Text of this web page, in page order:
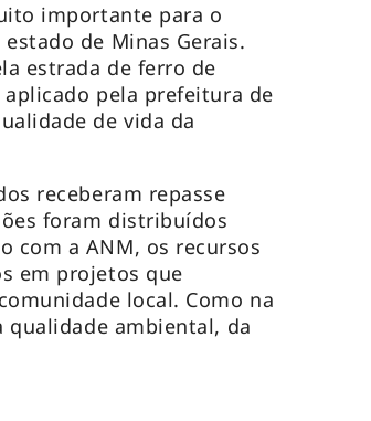
importante para o
de Minas Gerais.
estrada de ferro de
pela prefeitura de
de vida da
receberam repasse
foram distribuídos
com a ANM, os recursos
em projetos que
local. Como na
ambiental, da